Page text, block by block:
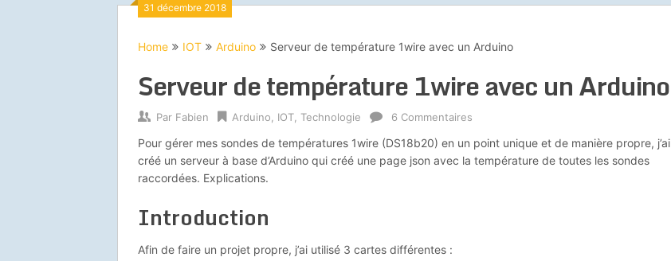
31 décembre 2018
Home IOT Arduino Serveur de température 1wire avec un Arduino
Serveur de température 1wire avec un Arduino
Par Fabien Arduino IOT Technologie 6 Commentaires
Pour gérer mes sondes de températures 1wire (DS18b20) en un point unique et de manière propre, j’ai
créé un serveur à base d’Arduino qui créé une page json avec la température de toutes les sondes
raccordées. Explications.
Introduction
Afin de faire un projet propre, j’ai utilisé 3 cartes différentes :